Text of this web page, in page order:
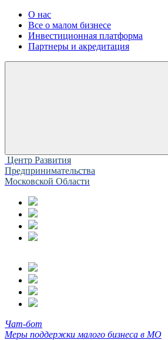
О нас
Все о малом бизнесе
Инвестиционная платформа
Партнеры и акредитация
Центр Развития
Предпринимательства
Московской Области
Чат-бот
Меры поддержки малого бизнеса в МО